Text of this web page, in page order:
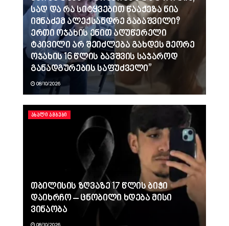
სად და რა სიტყვებით წააქეზა ნია
იმნაძემ ალექსანდრე გაბაშვილი?
ერთი ოჯახის ენით აღუწერელი
ტკივილი არ შეიძლება გახდეს მეორე
ოჯახის 16 წლის ბავშვის საჯაროდ
განადგურების საფუძველი”
08/10/2026
ᲐᲮᲐᲚᲘ ᲐᲛᲑᲔᲑᲘ
თბილისის ზღვაზე 17 წლის ბიჭი
დაიხრჩო – ცნობილი ხდება მისი
ვინაობა